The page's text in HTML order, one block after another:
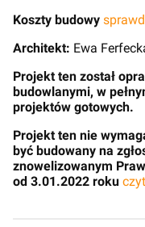
Koszty budowy
Architekt: Ewa
Projekt ten został
budowlanymi, w
projektów gotowych.
Projekt ten nie
być budowany na
znowelizowanym
od 3.01.2022 roku